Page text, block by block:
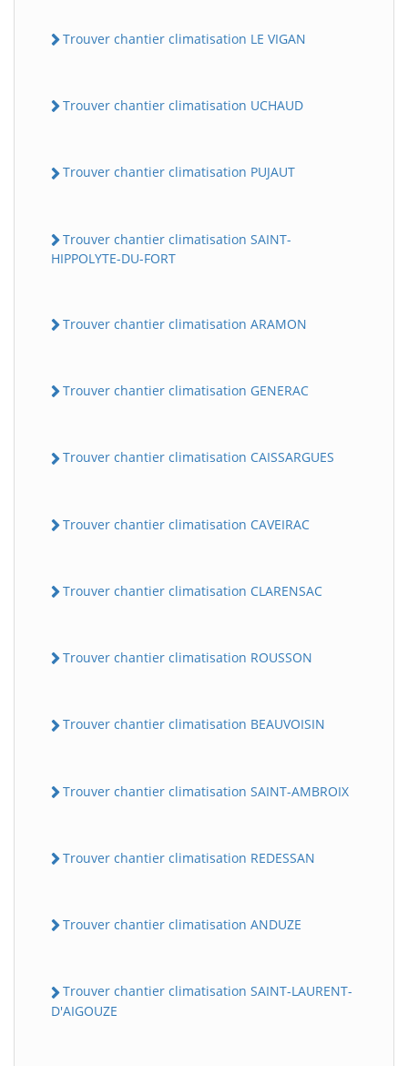
Trouver chantier climatisation LE VIGAN
Trouver chantier climatisation UCHAUD
Trouver chantier climatisation PUJAUT
Trouver chantier climatisation SAINT-
HIPPOLYTE-DU-FORT
Trouver chantier climatisation ARAMON
Trouver chantier climatisation GENERAC
Trouver chantier climatisation CAISSARGUES
Trouver chantier climatisation CAVEIRAC
Trouver chantier climatisation CLARENSAC
Trouver chantier climatisation ROUSSON
Trouver chantier climatisation BEAUVOISIN
Trouver chantier climatisation SAINT-AMBROIX
Trouver chantier climatisation REDESSAN
Trouver chantier climatisation ANDUZE
Trouver chantier climatisation SAINT-LAURENT-
D'AIGOUZE